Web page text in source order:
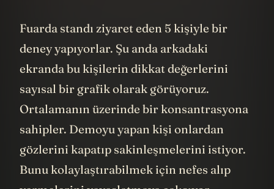
Fuarda standı ziyaret eden 5 kişiyle bir
deney yapıyorlar. Şu anda arkadaki
ekranda bu kişilerin dikkat değerlerini
sayısal bir grafik olarak görüyoruz.
Ortalamanın üzerinde bir konsantrasyona
sahipler. Demoyu yapan kişi onlardan
gözlerini kapatıp sakinleşmelerini istiyor.
Bunu kolaylaştırabilmek için nefes alıp